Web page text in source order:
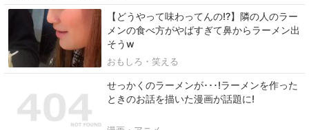
【どうやって味わってんの!?】隣の人のラー
メンの食べ方がやばすぎて鼻からラーメン出
そうw
おもしろ・笑える
せっかくのラーメンが･･･!ラーメンを作った
ときのお話を描いた漫画が話題に!